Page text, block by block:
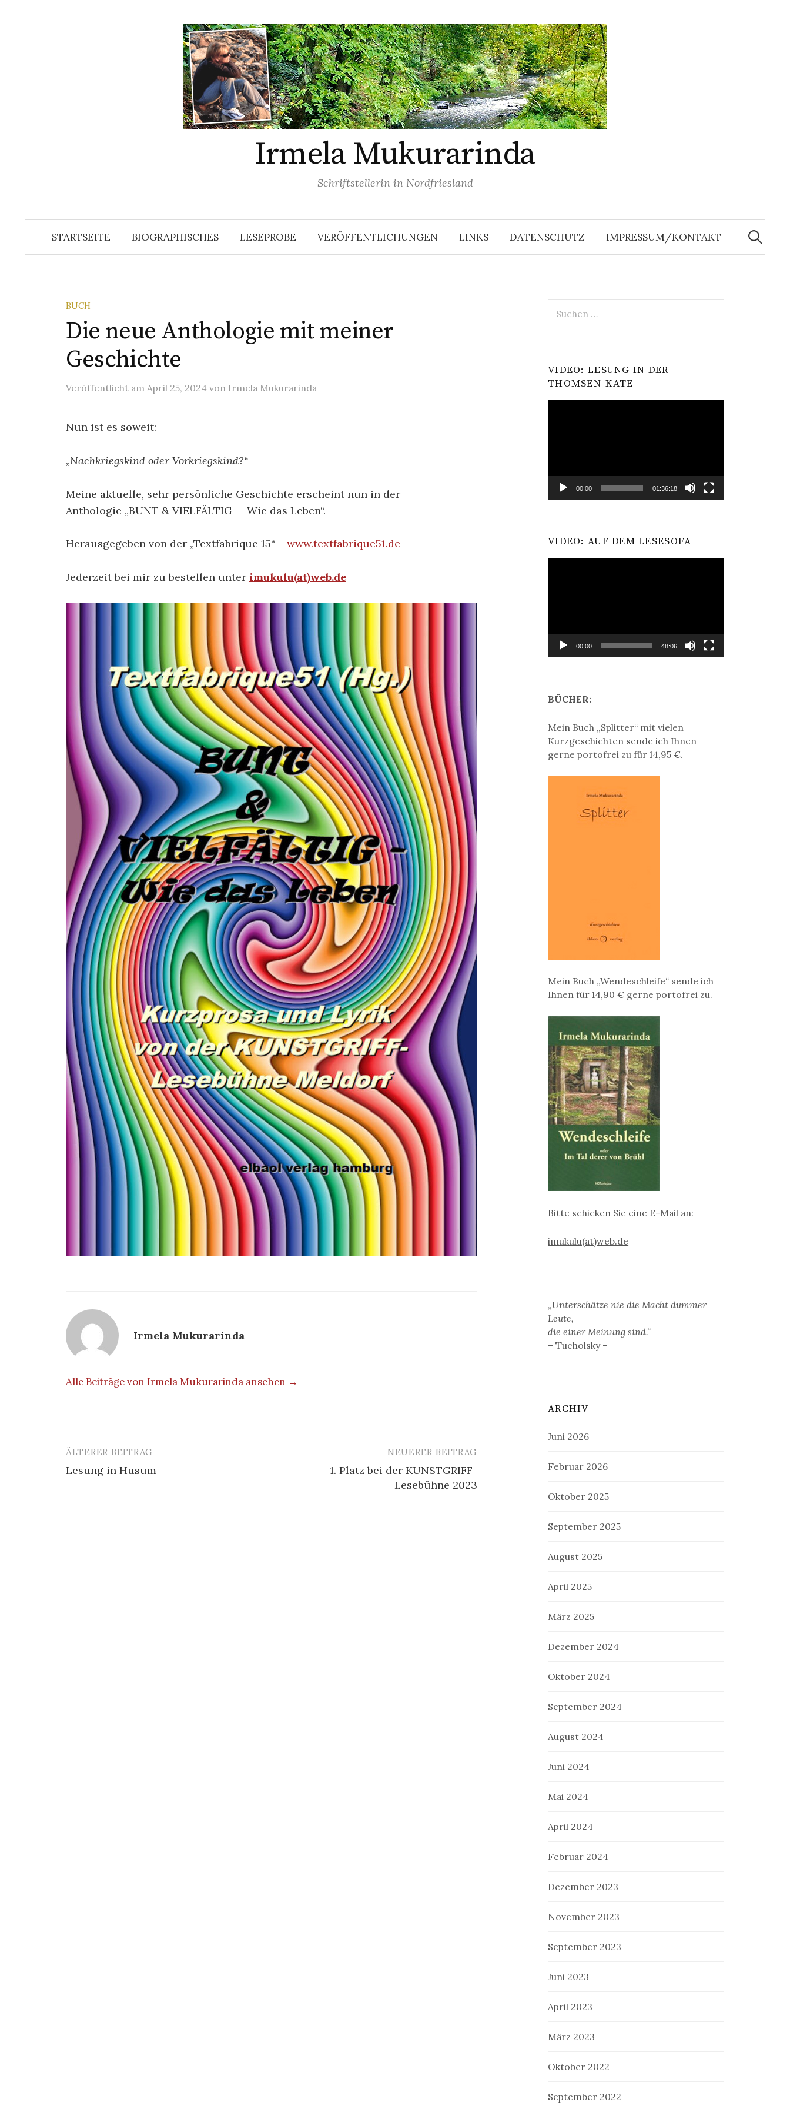
Irmela Mukurarinda
Schriftstellerin in Nordfriesland
STARTSEITE BIOGRAPHISCHES LESEPROBE VERÖFFENTLICHUNGEN LINKS DATENSCHUTZ IMPRESSUM/KONTAKT
Suchen
nach:
BUCH
Die neue Anthologie mit meiner
Geschichte
Veröffentlicht am April 25, 2024 von Irmela Mukurarinda
Nun ist es soweit:
„Nachkriegskind oder Vorkriegskind?“
Meine aktuelle, sehr persönliche Geschichte erscheint nun in der
Anthologie „BUNT & VIELFÄLTIG – Wie das Leben“.
Herausgegeben von der „Textfabrique 15“ – www.textfabrique51.de
Jederzeit bei mir zu bestellen unter imukulu(at)web.de
Irmela Mukurarinda
Alle Beiträge von Irmela Mukurarinda ansehen →
Beitrags-
Navigation
ÄLTERER BEITRAG
Lesung in Husum
NEUERER BEITRAG
1. Platz bei der KUNSTGRIFF-
Lesebühne 2023
nach:
VIDEO: LESUNG IN DER
THOMSEN-KATE
00:00 01:36:18
VIDEO: AUF DEM LESESOFA
00:00 48:06
BÜCHER:
Mein Buch „Splitter“ mit vielen
Kurzgeschichten sende ich Ihnen
gerne portofrei zu für 14,95 €.
Mein Buch „Wendeschleife“ sende ich
Ihnen für 14,90 € gerne portofrei zu.
Bitte schicken Sie eine E-Mail an:
imukulu(at)web.de
„Unterschätze nie die Macht dummer
Leute,
die einer Meinung sind.“
– Tucholsky –
ARCHIV
Juni 2026
Februar 2026
Oktober 2025
September 2025
August 2025
April 2025
März 2025
Dezember 2024
Oktober 2024
September 2024
August 2024
Juni 2024
Mai 2024
April 2024
Februar 2024
Dezember 2023
November 2023
September 2023
Juni 2023
April 2023
März 2023
Oktober 2022
September 2022